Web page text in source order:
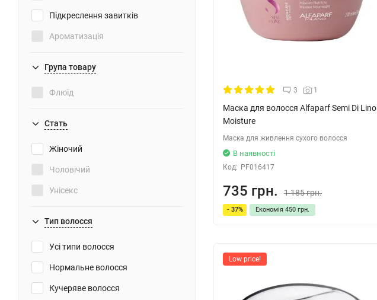
Підкреслення завитків
Ароматизація
Для об'єму
Випрямлення волосся
Розгладжування
Термозахист
Захист від пухнастості
Група товару
Флюїд
Стать
Жіночий
Чоловічий
Унісекс
Тип волосся
Усі типи волосся
Нормальне волосся
Кучеряве волосся
3 1
Маска для волосся Alfaparf Semi Di Lino
Moisture
Маска для живлення сухого волосся
В наявності
Код: PF016417
735 грн. 1 185 грн.
- 37% Економія 450 грн.
Low price!